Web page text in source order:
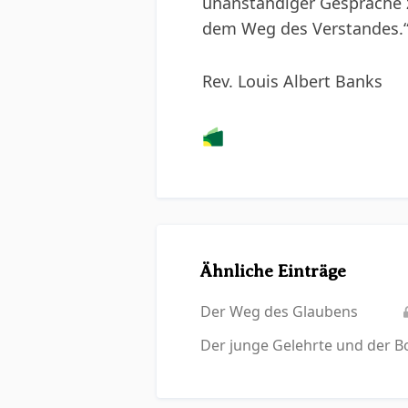
dem Weg des Verstandes.“
Rev. Louis Albert Banks
Ähnliche Einträge
Der Weg des Glaubens
Der junge Gelehrte und der